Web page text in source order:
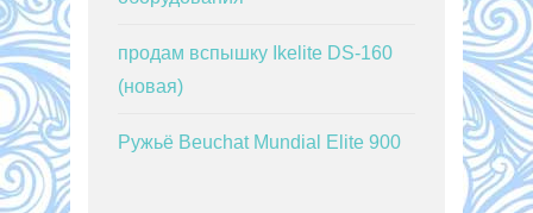
продам вспышку Ikelite DS-160
(новая)
Ружьё Beuchat Mundial Elite 900